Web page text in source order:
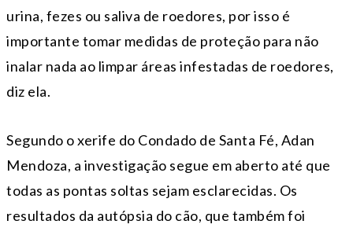
urina, fezes ou saliva de roedores, por isso é
importante tomar medidas de proteção para não
inalar nada ao limpar áreas infestadas de roedores,
diz ela.
Segundo o xerife do Condado de Santa Fé, Adan
Mendoza, a investigação segue em aberto até que
todas as pontas soltas sejam esclarecidas. Os
resultados da autópsia do cão, que também foi